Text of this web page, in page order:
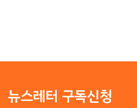
뉴스레터 구독신청